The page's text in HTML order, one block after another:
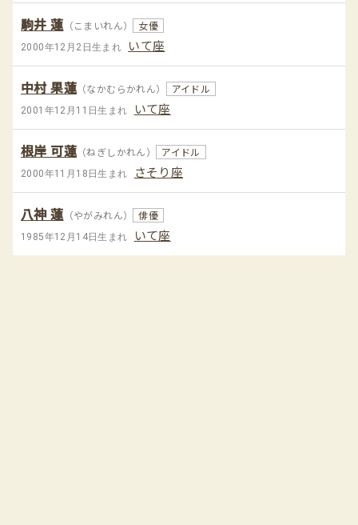
駒井 蓮 （こまいれん） 女優
2000年12月2日生まれ いて座
中村 果蓮 （なかむらかれん） アイドル
2001年12月11日生まれ いて座
根岸 可蓮 （ねぎしかれん） アイドル
2000年11月18日生まれ さそり座
八神 蓮 （やがみれん） 俳優
1985年12月14日生まれ いて座